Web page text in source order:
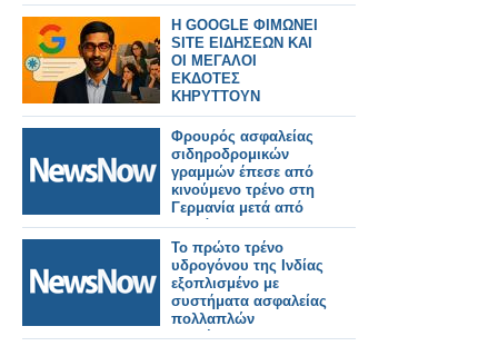
H GOOGLE ΦΙΜΩΝΕΙ
SITE ΕΙΔΗΣΕΩΝ ΚΑΙ
ΟΙ ΜΕΓΑΛΟΙ
ΕΚΔΟΤΕΣ
ΚΗΡΥΤΤΟΥΝ
ΠΟΛΕΜΟ
Φρουρός ασφαλείας
σιδηροδρομικών
γραμμών έπεσε από
κινούμενο τρένο στη
Γερμανία μετά από
διαμάχη.
Το πρώτο τρένο
υδρογόνου της Ινδίας
εξοπλισμένο με
συστήματα ασφαλείας
πολλαπλών
επιπέδων.